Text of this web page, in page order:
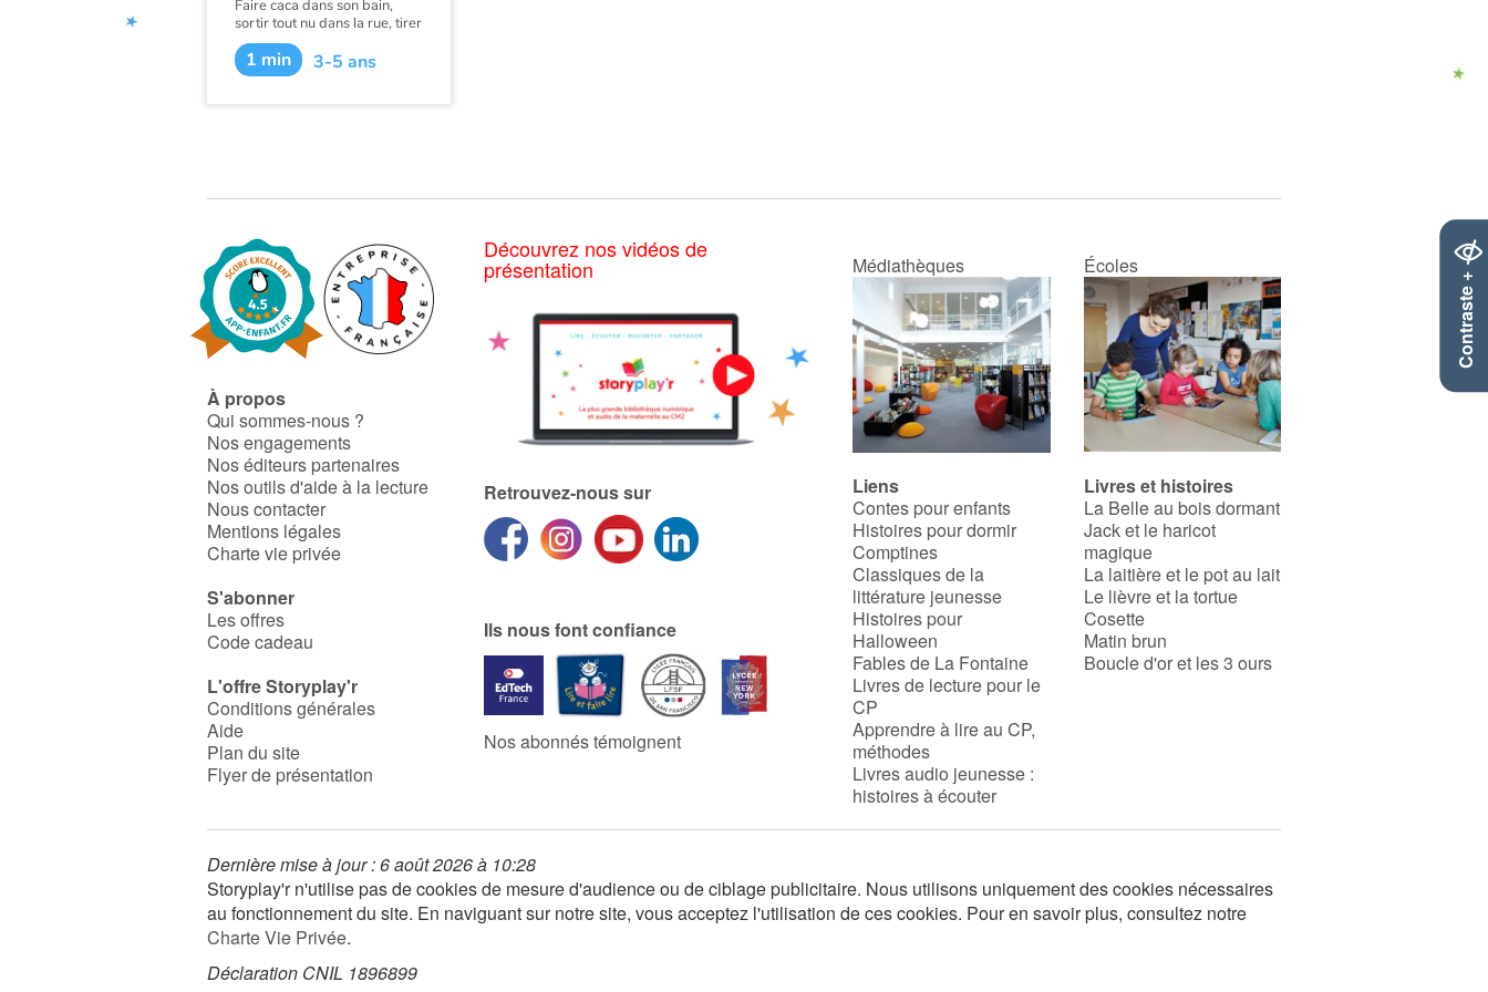
Contraste +
Faire caca dans son bain,
sortir tout nu dans la rue, tirer
la langue à la maîtresse…
Certains animaux ne peuvent
1 min 3-5 ans
À propos
Qui sommes-nous ?
Nos engagements
Nos éditeurs partenaires
Nos outils d'aide à la lecture
Nous contacter
Mentions légales
Charte vie privée
S'abonner
Les offres
Code cadeau
L'offre Storyplay'r
Conditions générales
Aide
Plan du site
Flyer de présentation
Découvrez nos vidéos de
présentation
Retrouvez-nous sur
Ils nous font confiance
Nos abonnés témoignent
Médiathèques Écoles
Liens
Contes pour enfants
Histoires pour dormir
Comptines
Classiques de la
littérature jeunesse
Histoires pour
Halloween
Fables de La Fontaine
Livres de lecture pour le
CP
Apprendre à lire au CP,
méthodes
Livres audio jeunesse :
histoires à écouter
Livres et histoires
La Belle au bois dormant
Jack et le haricot
magique
La laitière et le pot au lait
Le lièvre et la tortue
Cosette
Matin brun
Boucle d'or et les 3 ours
Dernière mise à jour : 6 août 2026 à 10:28
Storyplay'r n'utilise pas de cookies de mesure d'audience ou de ciblage publicitaire. Nous utilisons uniquement des cookies nécessaires
au fonctionnement du site. En naviguant sur notre site, vous acceptez l'utilisation de ces cookies. Pour en savoir plus, consultez notre
Charte Vie Privée.
Déclaration CNIL 1896899